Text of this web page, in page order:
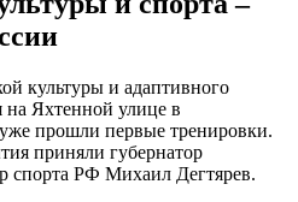
культуры и адаптивного
на Яхтенной улице в
прошли первые тренировки.
приняли губернатор
спорта РФ Михаил Дегтярев.